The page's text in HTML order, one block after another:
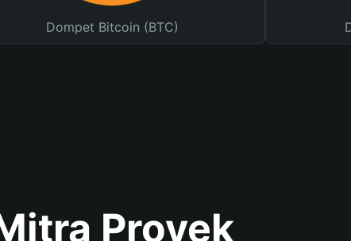
Dompet Bitcoin (BTC)
Proyek